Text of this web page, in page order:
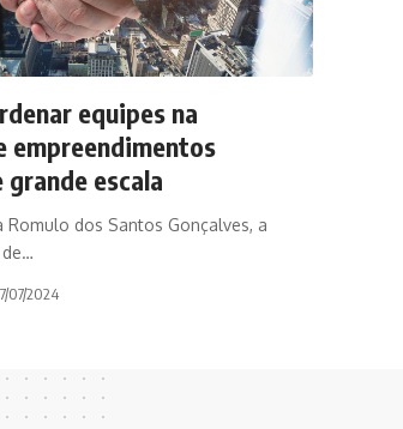
equipes na
empreendimentos
escala
Romulo dos Santos Gonçalves, a
07/2024